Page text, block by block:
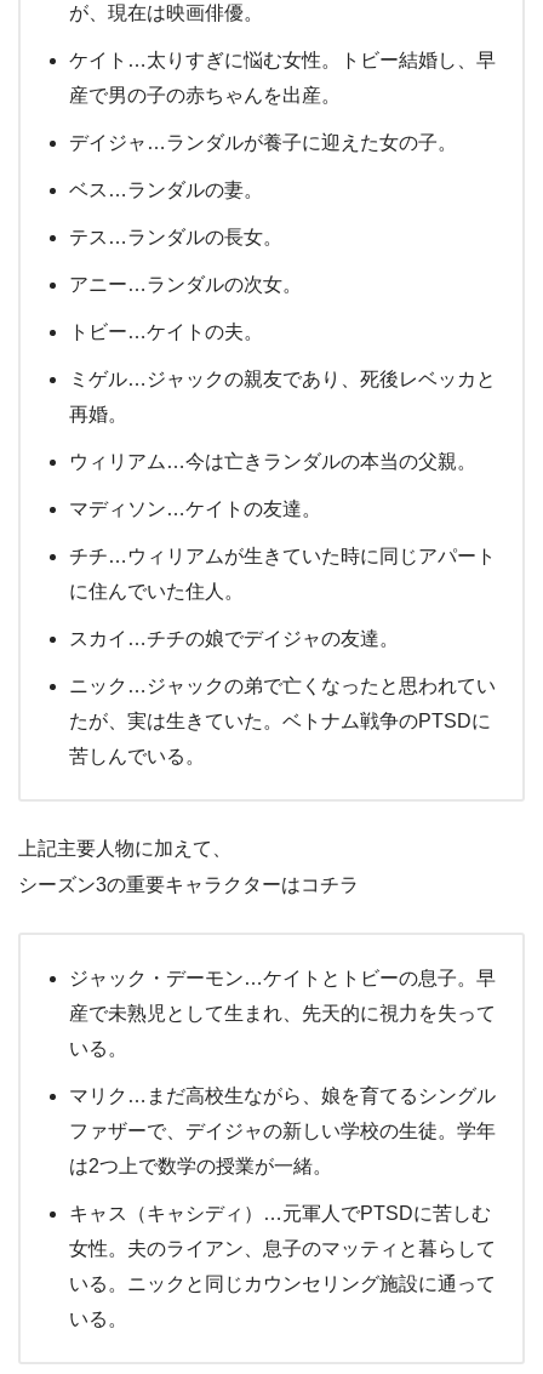
が、現在は映画俳優。
ケイト…太りすぎに悩む女性。トビー結婚し、早
産で男の子の赤ちゃんを出産。
デイジャ…ランダルが養子に迎えた女の子。
ベス…ランダルの妻。
テス…ランダルの長女。
アニー…ランダルの次女。
トビー…ケイトの夫。
ミゲル…ジャックの親友であり、死後レベッカと
再婚。
ウィリアム…今は亡きランダルの本当の父親。
マディソン…ケイトの友達。
チチ…ウィリアムが生きていた時に同じアパート
に住んでいた住人。
スカイ…チチの娘でデイジャの友達。
ニック…ジャックの弟で亡くなったと思われてい
たが、実は生きていた。ベトナム戦争のPTSDに
苦しんでいる。
上記主要人物に加えて、
シーズン3の重要キャラクターはコチラ
ジャック・デーモン…ケイトとトビーの息子。早
産で未熟児として生まれ、先天的に視力を失って
いる。
マリク…まだ高校生ながら、娘を育てるシングル
ファザーで、デイジャの新しい学校の生徒。学年
は2つ上で数学の授業が一緒。
キャス（キャシディ）…元軍人でPTSDに苦しむ
女性。夫のライアン、息子のマッティと暮らして
いる。ニックと同じカウンセリング施設に通って
いる。